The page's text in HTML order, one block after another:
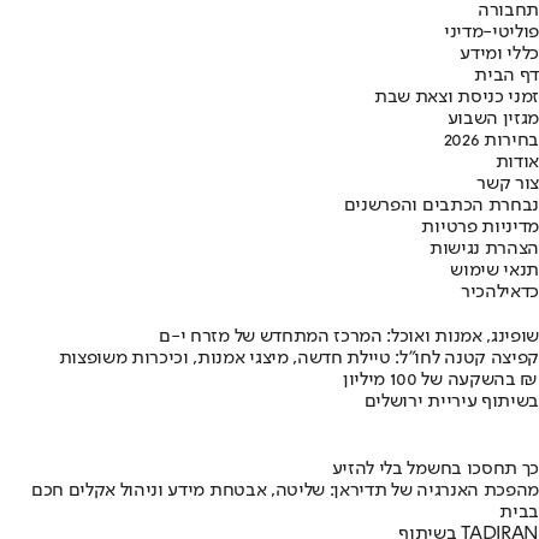
תחבורה
פוליטי-מדיני
כללי ומידע
דף הבית
זמני כניסת וצאת שבת
מגזין השבוע
בחירות 2026
אודות
צור קשר
נבחרת הכתבים והפרשנים
מדיניות פרטיות
הצהרת נגישות
תנאי שימוש
כדאילהכיר
שופינג, אמנות ואוכל: המרכז המתחדש של מזרח י-ם
קפיצה קטנה לחו"ל: טיילת חדשה, מיצגי אמנות, וכיכרות משופצות
בהשקעה של 100 מיליון ₪
בשיתוף עיריית ירושלים
כך תחסכו בחשמל בלי להזיע
מהפכת האנרגיה של תדיראן: שליטה, אבטחת מידע וניהול אקלים חכם
בבית
בשיתוף TADIRAN